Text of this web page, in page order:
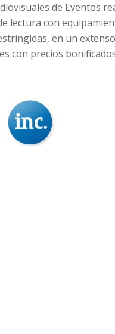
de Eventos
lectura con
en un
con precios